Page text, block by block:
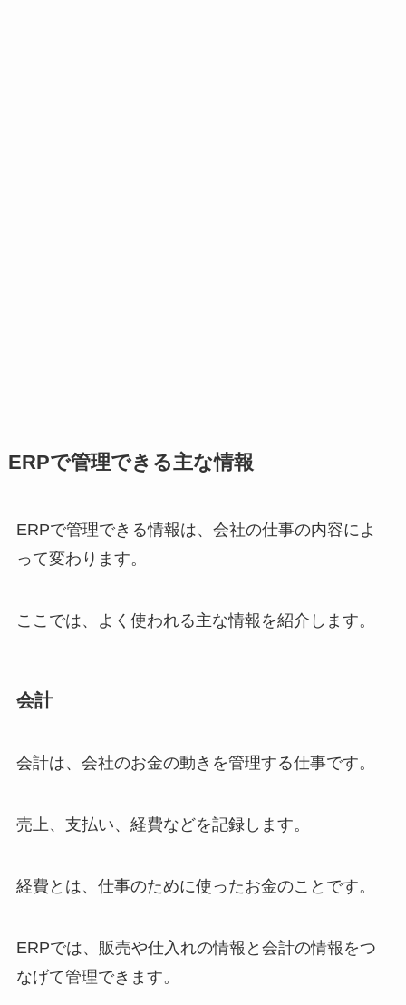
ERPで管理できる主な情報
ERPで管理できる情報は、会社の仕事の内容によ
って変わります。
ここでは、よく使われる主な情報を紹介します。
会計
会計は、会社のお金の動きを管理する仕事です。
売上、支払い、経費などを記録します。
経費とは、仕事のために使ったお金のことです。
ERPでは、販売や仕入れの情報と会計の情報をつ
なげて管理できます。